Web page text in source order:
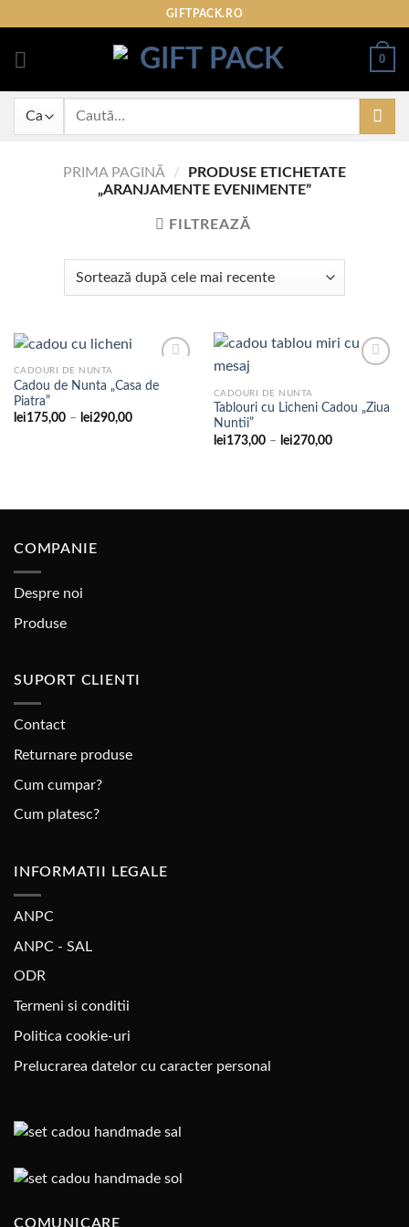
content
GIFTPACK.RO
0
Caută
PRIMA PAGINĂ /
PRODUSE ETICHETATE
„ARANJAMENTE EVENIMENTE”
FILTREAZĂ
CADOURI DE NUNTA
Cadou de Nunta „Casa de
Piatra”
lei175,00 – lei290,00Interval
Adaugare
CADOURI DE NUNTA
Tablouri cu Licheni Cadou „Ziua
Nuntii”
lei173,00 – lei270,00Interval
lei270,00
COMPANIE
Despre noi
Produse
SUPORT CLIENTI
Contact
Returnare produse
Cum cumpar?
Cum platesc?
INFORMATII LEGALE
ANPC
ANPC - SAL
ODR
Termeni si conditii
Politica cookie-uri
Prelucrarea datelor cu caracter personal
COMUNICARE